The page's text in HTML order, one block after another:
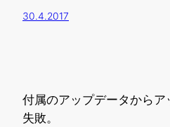
30.4.2017
付属のアップデータから
失敗。